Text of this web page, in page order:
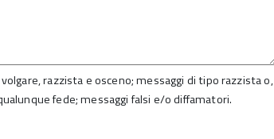
razzista e osceno; messaggi di tipo razzista o,
fede; messaggi falsi e/o diffamatori.